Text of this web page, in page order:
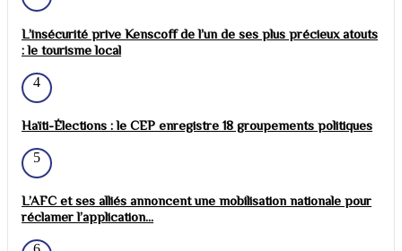
L’insécurité prive Kenscoff de l’un de ses plus précieux atouts
: le tourisme local
4
Haïti-Élections : le CEP enregistre 18 groupements politiques
5
L’AFC et ses alliés annoncent une mobilisation nationale pour
réclamer l’application...